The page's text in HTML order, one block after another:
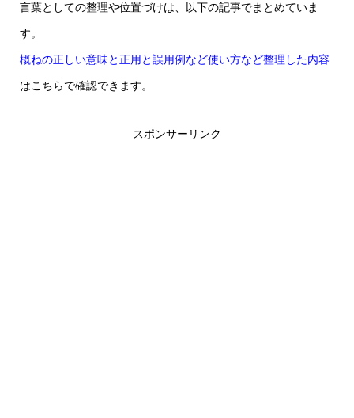
言葉としての整理や位置づけは、以下の記事でまとめていま
す。
概ねの正しい意味と正用と誤用例など使い方など整理した内容
はこちらで確認できます。
スポンサーリンク